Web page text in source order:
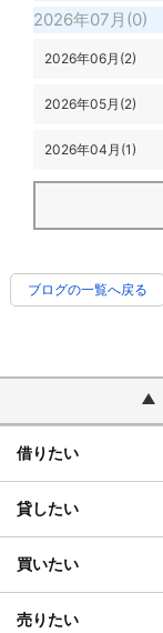
2026年07月(0)
2026年06月(2)
2026年05月(2)
2026年04月(1)
ブログの一覧へ戻る
借りたい
貸したい
買いたい
売りたい